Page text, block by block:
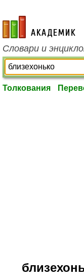
academic.ru
Словари и
Толкования